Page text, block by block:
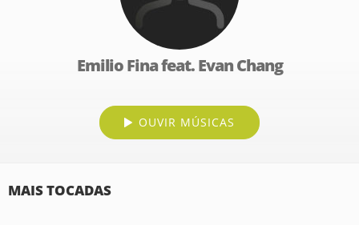
Emilio Fina feat. Evan Chang
OUVIR MÚSICAS
MAIS TOCADAS